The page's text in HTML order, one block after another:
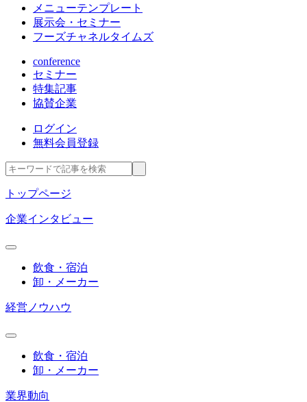
メニューテンプレート
展示会・セミナー
フーズチャネルタイムズ
conference
セミナー
特集記事
協賛企業
ログイン
無料会員登録
トップページ
企業インタビュー
飲食・宿泊
卸・メーカー
経営ノウハウ
飲食・宿泊
卸・メーカー
業界動向